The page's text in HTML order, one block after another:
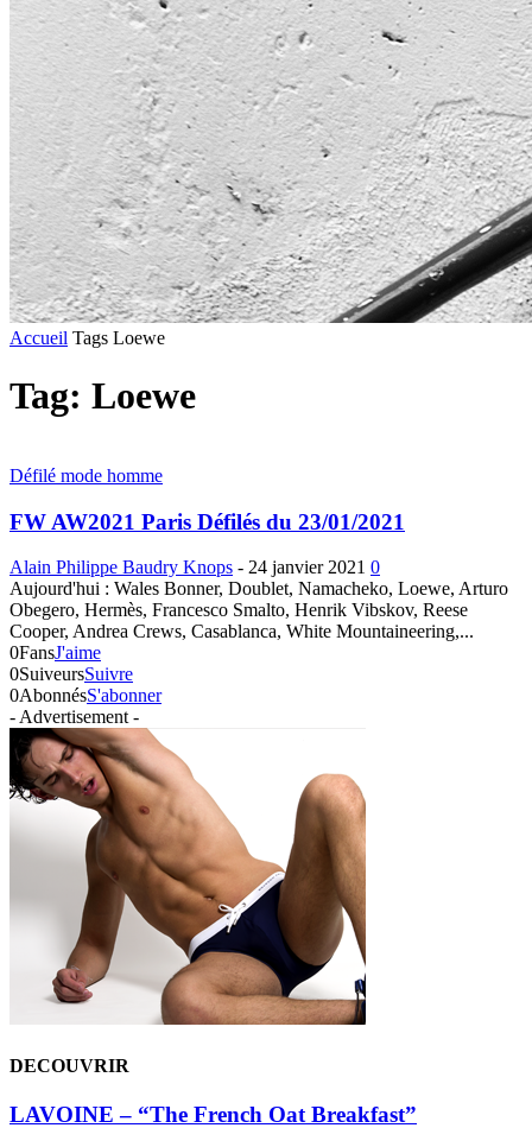
Accueil Tags Loewe
Tag: Loewe
Défilé mode homme
FW AW2021 Paris Défilés du 23/01/2021
Alain Philippe Baudry Knops - 24 janvier 2021 0
Aujourd'hui : Wales Bonner, Doublet, Namacheko, Loewe, Arturo
Obegero, Hermès, Francesco Smalto, Henrik Vibskov, Reese
Cooper, Andrea Crews, Casablanca, White Mountaineering,...
0FansJ'aime
0SuiveursSuivre
0AbonnésS'abonner
- Advertisement -
DECOUVRIR
LAVOINE – “The French Oat Breakfast”